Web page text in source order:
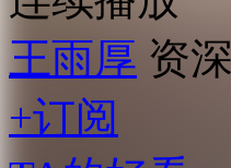
王雨厚 资
+订阅